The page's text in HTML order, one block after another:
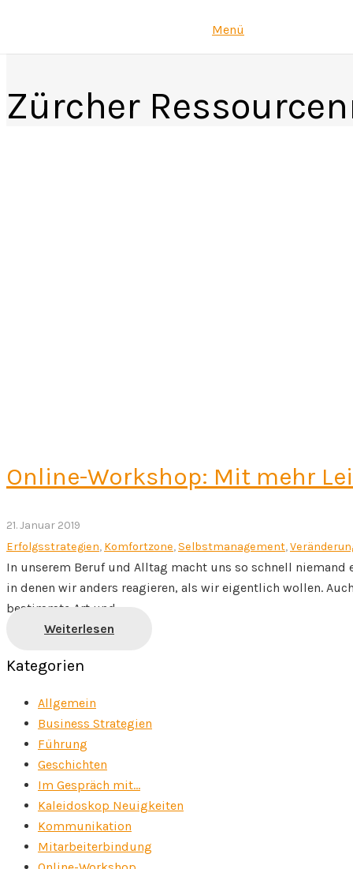
Menü
Zürcher
Online-Workshop: Mit mehr
21. Januar 2019
Erfolgsstrategien, Komfortzone,Selbstmanagement,
In unserem Beruf und Alltag macht uns so schnell
in denen wir anders reagieren, als wir eigentlich wollen.
bestimmte Art und…
Weiterlesen
Kategorien
Allgemein
Business Strategien
Führung
Geschichten
Im Gespräch mit…
Kaleidoskop Neuigkeiten
Kommunikation
Mitarbeiterbindung